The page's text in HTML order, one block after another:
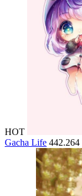
HOT
Gacha Life 442.264